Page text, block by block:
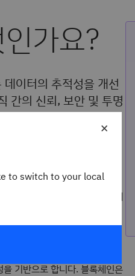
가요?
이터의 추적성을 개선
간의 신뢰, 보안 및 투명
한 공유 원장을 사용합니다. 네
수 있는 작업을 제어합니다.
스 파트너가 서로를 신뢰하지
기반으로 합니다. 블록체인은
×
to switch to your local